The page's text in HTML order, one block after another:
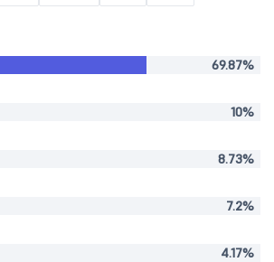
69.87%
10%
8.73%
7.2%
4.17%